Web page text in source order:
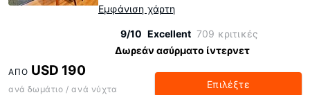
Εμφάνιση χάρτη
9/10 Excellent 709 κριτικές
Δωρεάν ασύρματο ίντερνετ
ΑΠΌ USD 190
ανά δωμάτιο / ανά νύχτα Επιλέξτε